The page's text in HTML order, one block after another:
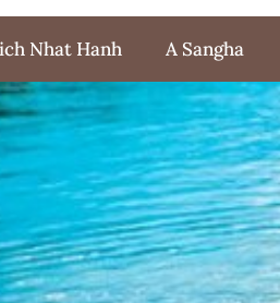
Nhat Hanh A Sangha